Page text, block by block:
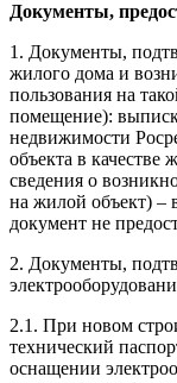
Документы,
1. Документы,
жилого дома и
пользования на
помещение):
недвижимости
объекта в
сведения о
на жилой объект) –
документ не
2. Документы,
2.1. При новом
технический
оснащении